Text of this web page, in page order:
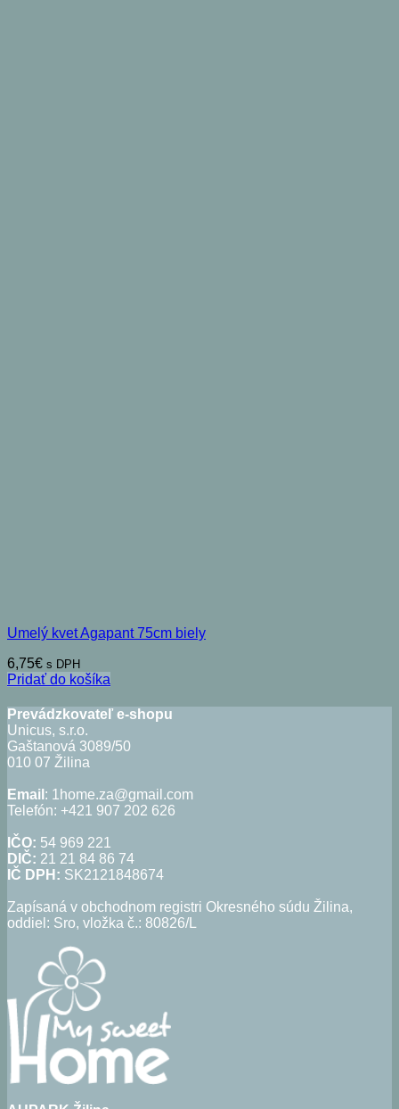
Umelý kvet Agapant 75cm biely
6,75€ s DPH
Pridať do košíka
Prevádzkovateľ e-shopu
Unicus, s.r.o.
Gaštanová 3089/50
010 07 Žilina
Email : 1home.za@gmail.com
Telefón: +421 907 202 626
IČO: 54 969 221
DIČ: 21 21 84 86 74
IČ DPH: SK2121848674
Zapísaná v obchodnom registri Okresného súdu Žilina,
oddiel: Sro, vložka č.: 80826/L